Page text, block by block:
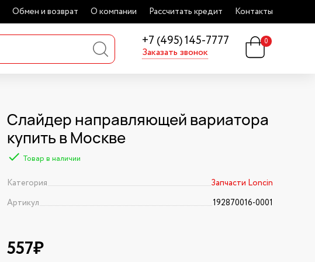
Обмен и возврат О компании Рассчитать кредит Контакты
+7 (495) 145-7777
Заказать звонок
0
Слайдер направляющей вариатора
купить в Москве
Товар в наличии
Категория
Запчасти Loncin
Артикул
192870016-0001
557₽